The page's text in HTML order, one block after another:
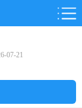
07-21